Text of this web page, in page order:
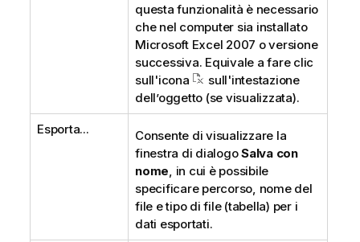
questa funzionalità è necessario
che nel computer sia installato
Microsoft Excel 2007 o versione
successiva. Equivale a fare clic
sull'icona
sull'intestazione
dell’oggetto (se visualizzata).
Esporta...
Consente di visualizzare la
finestra di dialogoSalva con
nome , in cui è possibile
specificare percorso, nome del
file e tipo di file (tabella) per i
dati esportati.